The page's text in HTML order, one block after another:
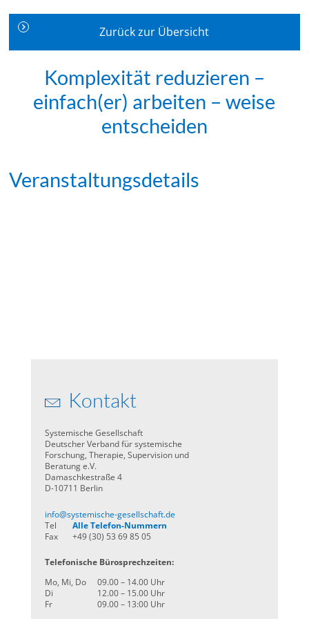
Zurück zur Übersicht
Komplexität reduzieren –
einfach(er) arbeiten – weise
entscheiden
Veranstaltungsdetails
Kontakt
Systemische Gesellschaft
Deutscher Verband für systemische
Forschung, Therapie, Supervision und
Beratung e.V.
Damaschkestraße 4
D-10711 Berlin
info@systemische-gesellschaft.de
Tel
Alle Telefon-Nummern
Fax
+49 (30) 53 69 85 05
Telefonische Bürosprechzeiten:
Mo, Mi, Do
09.00 – 14.00 Uhr
Di
12.00 – 15.00 Uhr
Fr
09.00 – 13:00 Uhr